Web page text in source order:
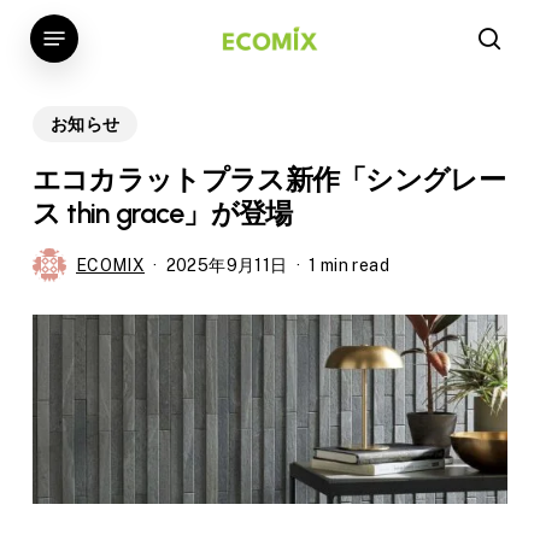
main
Menu
お知らせ
エコカラットプラス新作「シングレー
ス thin grace」が登場
ECOMIX 2025年9月11日 1 min read